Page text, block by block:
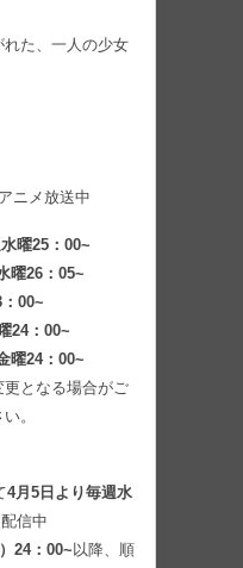
た、一人の少女
ニメ放送中
曜25：00~
曜26：05~
00~
24：00~
曜24：00~
となる場合がご
。
4月5日より毎週水
信中
24：00~以降、順